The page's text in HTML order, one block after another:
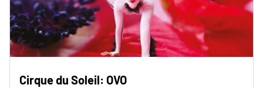
Cirque du Soleil: OVO